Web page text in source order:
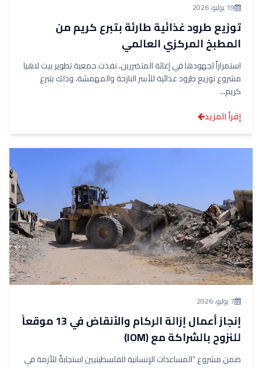
19 يوليو، 2026
توزيع طرود غذائية طارئة بتبرع كريم من
المطبخ المركزي العالمي
استمراراً لجهودها في إغاثة المتضررين، نفذت جمعية تطوير بيت لاهيا
مشروع توزيع طرود غذائية للأسر النازحة والمهمشة، وذلك بتبرع
كريم...
إقرأ المزيد
7 يوليو، 2026
إنجاز أعمال إزالة الركام والأنقاض في 13 موقعاً
للنزوح بالشراكة مع (IOM)
ضمن مشروع “المساعدات الإنسانية للفلسطينيين استجابةً للأزمة في